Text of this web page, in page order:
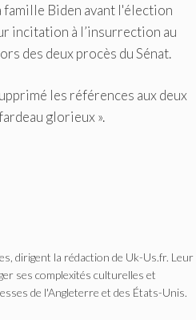
famille Biden avant l'élection
incitation à l’insurrection au
des deux procès du Sénat.
les références aux deux
glorieux ».
dirigent la rédaction de Uk-Us.fr. Leur
ses complexités culturelles et
de l'Angleterre et des États-Unis.